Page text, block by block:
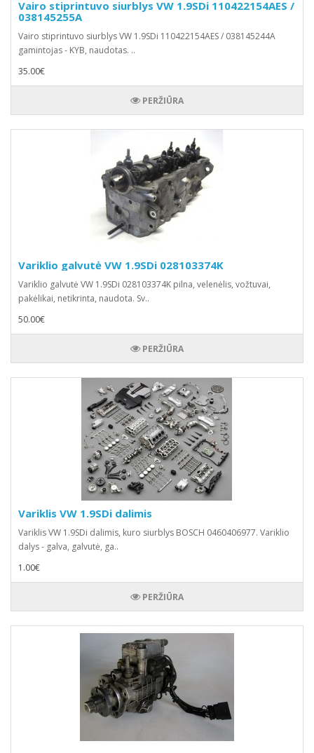
Vairo stiprintuvo siurblys VW 1.9SDi 110422154AES /
038145255A
Vairo stiprintuvo siurblys VW 1.9SDi 110422154AES / 038145244A
gamintojas - KYB, naudotas. ..
35.00€
PERŽIŪRA
Variklio galvutė VW 1.9SDi 028103374K
Variklio galvutė VW 1.9SDi 028103374K pilna, velenėlis, vožtuvai,
pakėlikai, netikrinta, naudota. Sv..
50.00€
PERŽIŪRA
Variklis VW 1.9SDi dalimis
Variklis VW 1.9SDi dalimis, kuro siurblys BOSCH 0460406977. Variklio
dalys - galva, galvutė, ga..
1.00€
PERŽIŪRA